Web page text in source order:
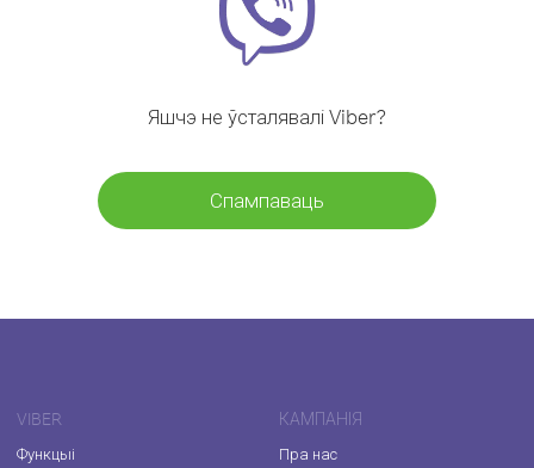
Яшчэ не ўсталявалі Viber?
Спампаваць
VIBER
Функцыі
КАМПАНІЯ
Пра нас